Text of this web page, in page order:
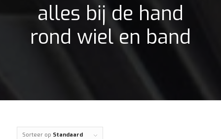
alles bij de hand
rond wiel en band
Sorteer op Standaard